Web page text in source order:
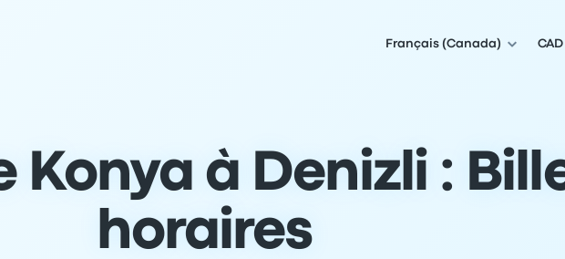
Français (Canada) CAD
Konya à Denizli :
horaires